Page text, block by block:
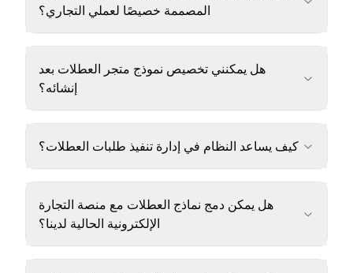
المصممة خصيصًا لعملي التجاري؟
هل يمكنني تخصيص نموذج متجر العطلات بعد
إنشائه؟
كيف يساعد النظام في إدارة تنفيذ طلبات العطلات؟
هل يمكن دمج نماذج العطلات مع منصة التجارة
الإلكترونية الحالية لدينا؟